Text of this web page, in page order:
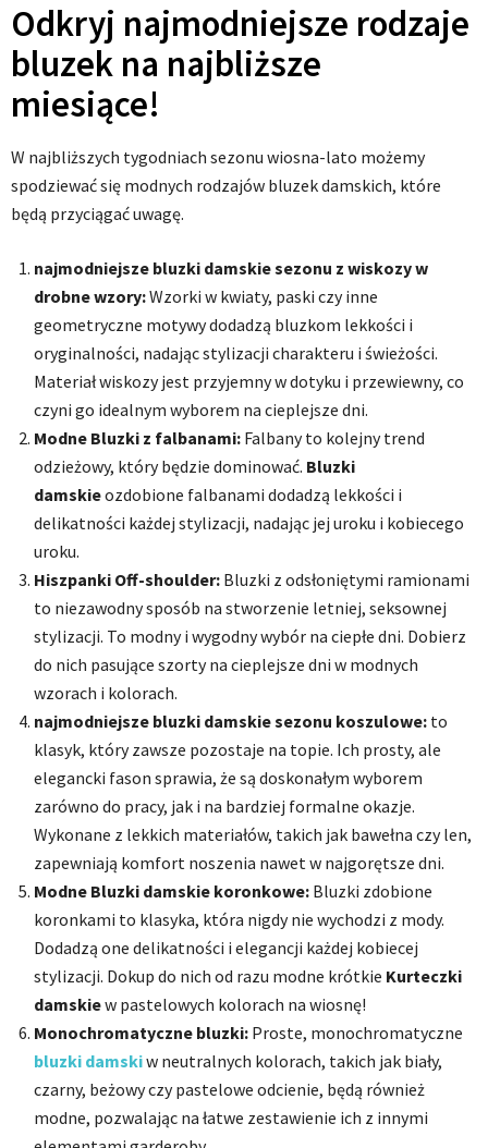
Odkryj najmodniejsze rodzaje
bluzek na najbliższe
miesiące!
W najbliższych tygodniach sezonu wiosna-lato możemy
spodziewać się modnych rodzajów bluzek damskich, które
będą przyciągać uwagę.
najmodniejsze bluzki damskie sezonu z wiskozy w
drobne wzory:Wzorki w kwiaty, paski czy inne
geometryczne motywy dodadzą bluzkom lekkości i
oryginalności, nadając stylizacji charakteru i świeżości.
Materiał wiskozy jest przyjemny w dotyku i przewiewny, co
czyni go idealnym wyborem na cieplejsze dni.
Modne Bluzki z falbanami: Falbany to kolejny trend
odzieżowy, który będzie dominować. Bluzki
damskieozdobione falbanami dodadzą lekkości i
delikatności każdej stylizacji, nadając jej uroku i kobiecego
uroku.
Hiszpanki Off-shoulder: Bluzki z odsłoniętymi ramionami
to niezawodny sposób na stworzenie letniej, seksownej
stylizacji. To modny i wygodny wybór na ciepłe dni. Dobierz
do nich pasujące szorty na cieplejsze dni w modnych
wzorach i kolorach.
najmodniejsze bluzki damskie sezonu koszulowe: to
klasyk, który zawsze pozostaje na topie. Ich prosty, ale
elegancki fason sprawia, że są doskonałym wyborem
zarówno do pracy, jak i na bardziej formalne okazje.
Wykonane z lekkich materiałów, takich jak bawełna czy len,
zapewniają komfort noszenia nawet w najgorętsze dni.
Modne Bluzki damskie koronkowe: Bluzki zdobione
koronkami to klasyka, która nigdy nie wychodzi z mody.
Dodadzą one delikatności i elegancji każdej kobiecej
stylizacji. Dokup do nich od razu modne krótkie Kurteczki
damskiew pastelowych kolorach na wiosnę!
Monochromatyczne bluzki: Proste, monochromatyczne
bluzki damskiw neutralnych kolorach, takich jak biały,
czarny, beżowy czy pastelowe odcienie, będą również
modne, pozwalając na łatwe zestawienie ich z innymi